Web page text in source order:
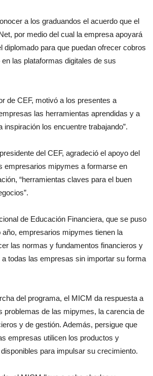
a los graduandos el acuerdo que el
por medio del cual la empresa apoyará
diplomado para que puedan ofrecer cobros
las plataformas digitales de sus
de CEF, motivó a los presentes a
las herramientas aprendidas y a
inspiración los encuentre trabajando”.
del CEF, agradeció el apoyo del
empresarios mipymes a formarse en
“herramientas claves para el buen
de Educación Financiera, que se puso
empresarios mipymes tienen la
las normas y fundamentos financieros y
todas las empresas sin importar su forma
del programa, el MICM da respuesta a
problemas de las mipymes, la carencia de
y de gestión. Además, persigue que
empresas utilicen los productos y
para impulsar su crecimiento.